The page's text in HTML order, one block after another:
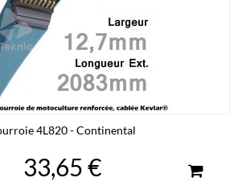
4L820 - Continental
33,65 €